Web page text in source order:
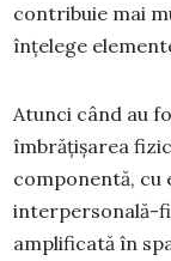
contribuie mai
înțelege
Atunci când au
îmbrățișarea
componentă, cu
interpersonală-
amplificată în